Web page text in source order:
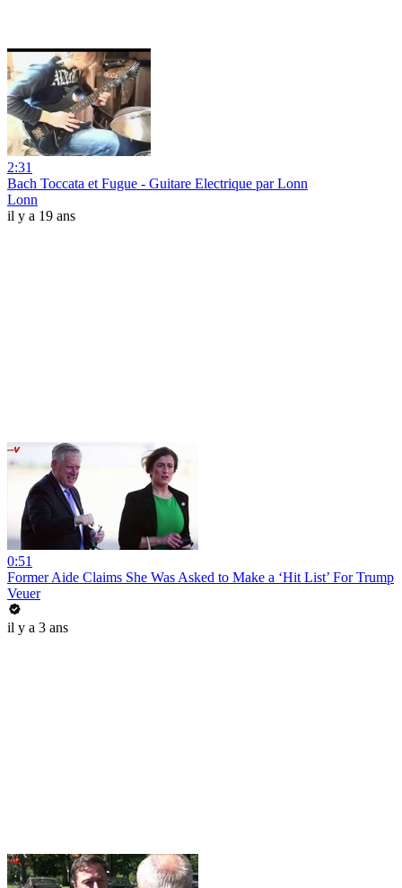
2:31
Bach Toccata et Fugue - Guitare Electrique par Lonn
Lonn
il y a 19 ans
0:51
Former Aide Claims She Was Asked to Make a ‘Hit List’ For Trump
Veuer
il y a 3 ans